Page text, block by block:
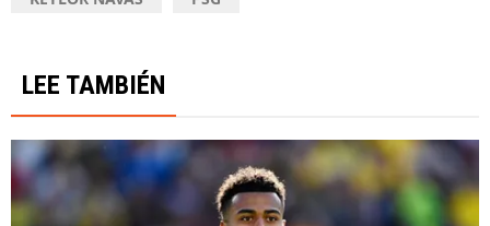
LEE TAMBIÉN